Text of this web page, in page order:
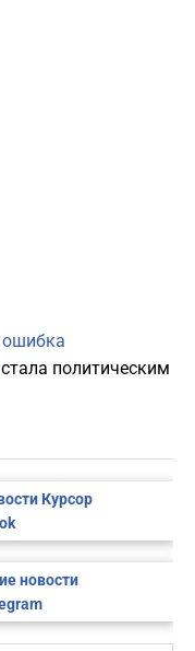
ошибка
стала политическим
Курсор
новости